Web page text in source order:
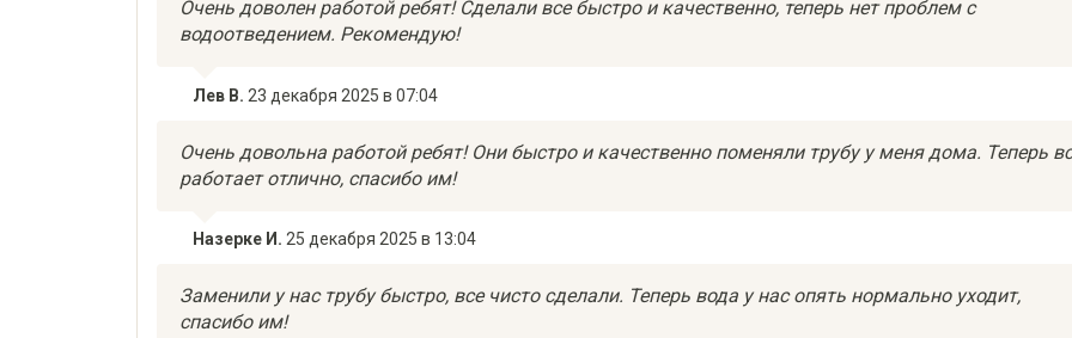
Очень доволен работой ребят! Сделали все быстро и качественно, теперь нет проблем с
водоотведением. Рекомендую!
Лев В. 23 декабря 2025 в 07:04
Очень довольна работой ребят! Они быстро и качественно поменяли трубу у меня дома. Теперь
работает отлично, спасибо им!
Назерке И. 25 декабря 2025 в 13:04
Заменили у нас трубу быстро, все чисто сделали. Теперь вода у нас опять нормально уходит,
спасибо им!